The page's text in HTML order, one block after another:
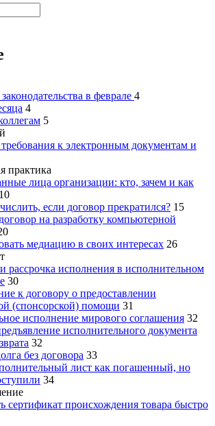
в феврале 4
4
5
к электронным документам и
практика
лица организации: кто, зачем и как
10
если договор прекратился? 15
на разработку компьютерной
медиацию в своих интересах 26
рассрочка исполнения в исполнительном
30
к договору о предоставлении
(спонсорской) помощи 31
исполнение мирового соглашения 32
исполнительного документа
32
без договора 33
лист как погашенный, но
34
сертификат происхождения товара быстро